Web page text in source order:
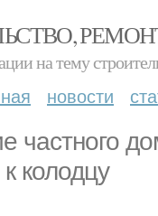
на тему
новости
частного
колодцу